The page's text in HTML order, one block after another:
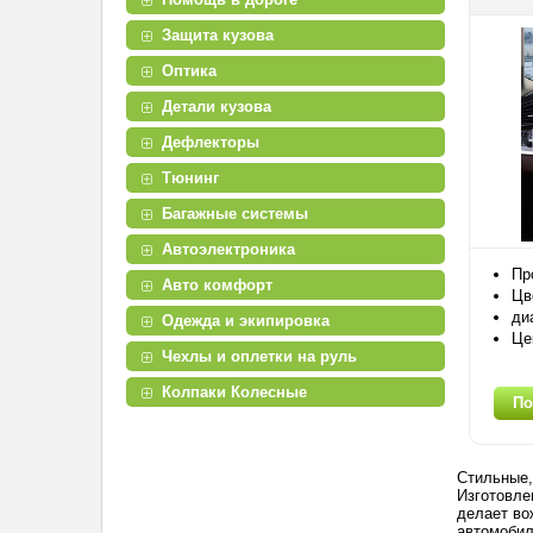
Защита кузова
Оптика
Детали кузова
Дефлекторы
Тюнинг
Багажные системы
Автоэлектроника
Авто комфорт
Одежда и экипировка
Чехлы и оплетки на руль
Колпаки Колесные
делает